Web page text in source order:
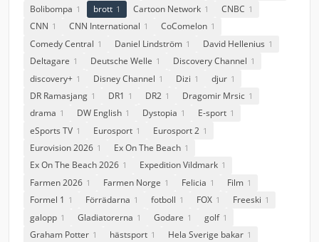
Bolibompa 1 brott 1 Cartoon Network 1 CNBC 1
CNN 1 CNN International 1 CoComelon 1
Comedy Central 1 Daniel Lindström 1 David Hellenius 1
Deltagare 1 Deutsche Welle 1 Discovery Channel 1
discovery+ 1 Disney Channel 1 Dizi 1 djur 1
DR Ramasjang 1 DR1 1 DR2 1 Dragomir Mrsic 1
drama 1 DW English 1 Dystopia 1 E-sport 1
eSports TV 1 Eurosport 1 Eurosport 2 1
Eurovision 2026 1 Ex On The Beach 1
Ex On The Beach 2026 1 Expedition Vildmark 1
Farmen 2026 1 Farmen Norge 1 Felicia 1 Film 1
Formel 1 1 Förrädarna 1 fotboll 1 FOX 1 Freeski 1
galopp 1 Gladiatorerna 1 Godare 1 golf 1
Graham Potter 1 hästsport 1 Hela Sverige bakar 1